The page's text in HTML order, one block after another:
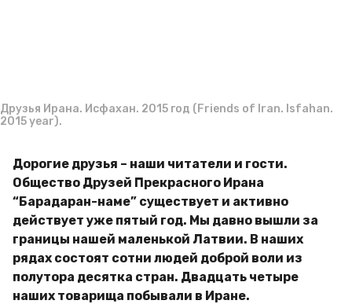
Друзья Ирана. Исфахан. 2015 год (Friends of Iran. Isfahan.
2015 year).
Дорогие друзья – наши читатели и гости.
Общество Друзей Прекрасного Ирана
“Барадаран-наме” существует и активно
действует уже пятый год. Мы давно вышли за
границы нашей маленькой Латвии. В наших
рядах состоят сотни людей доброй воли из
полутора десятка стран. Двадцать четыре
наших товарища побывали в Иране.